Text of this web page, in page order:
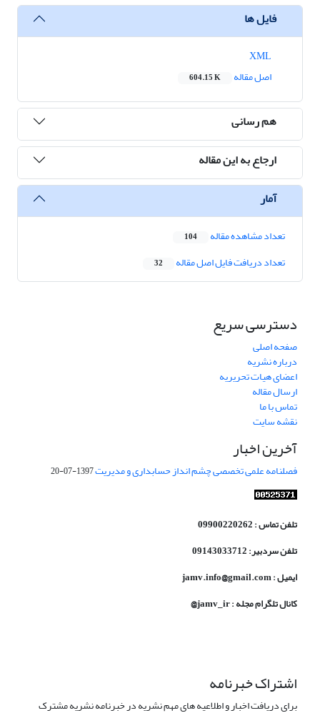
فایل ها
اصل مقاله
604.15 K
هم رسانی
ارجاع به این مقاله
آمار
تعداد مشاهده مقاله 104
تعداد دریافت فایل اصل مقاله 32
دسترسی سریع
صفحه اصلی
درباره نشریه
اعضای هیات تحریریه
ارسال مقاله
تماس با ما
نقشه سایت
آخرین اخبار
فصلنامه علمی تخصصی چشم انداز حسابداری و مدیریت1397-07-20
تلفن تماس : 09900220262
تلفن سردبیر: 09143033712
ایمیل : jamv.info@gmail.com
کانال تلگرام مجله : jamv_ir@
اشتراک خبرنامه
برای دریافت اخبار و اطلاعیه های مهم نشریه در خبرنامه نشریه مشترک